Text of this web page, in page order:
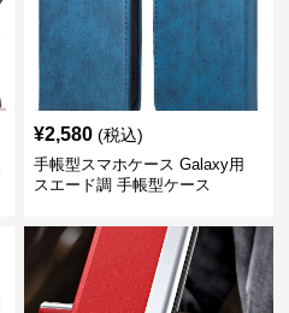
¥2,580 (税込)
手帳型スマホケース Galaxy用
スエード調 手帳型ケース